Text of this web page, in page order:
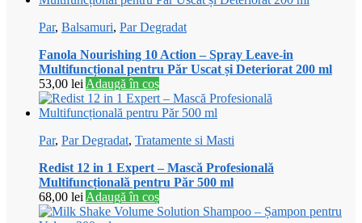
Par, Balsamuri, Par Degradat
Fanola Nourishing 10 Action – Spray Leave-in
Multifuncțional pentru Păr Uscat și Deteriorat 200 ml
53,00 lei Adaugă în coș
Par, Par Degradat, Tratamente si Masti
Redist 12 in 1 Expert – Mască Profesională
Multifuncțională pentru Păr 500 ml
68,00 lei Adaugă în coș